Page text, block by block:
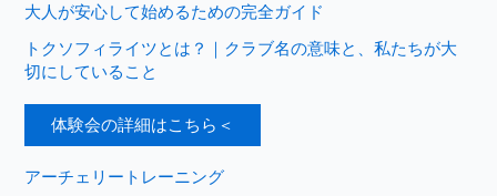
大人が安心して始めるための完全ガイド
トクソフィライツとは？｜クラブ名の意味と、私たちが大
切にしていること
体験会の詳細はこちら＜
アーチェリートレーニング